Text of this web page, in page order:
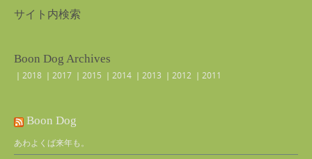
サイト内検索
Boon Dog Archives
｜ 2018 ｜ 2017 ｜ 2015 ｜ 2014 ｜ 2013 ｜ 2012 ｜ 2011
Boon Dog
あわよくば来年も。